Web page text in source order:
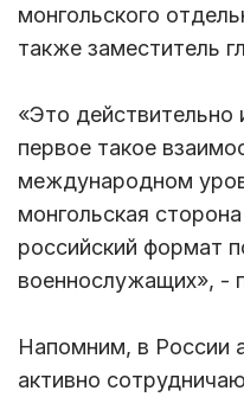
монгольского
также заместитель
«Это действительно
первое такое
международном
монгольская
российский формат
военнослужащих», -
Напомним, в России
активно